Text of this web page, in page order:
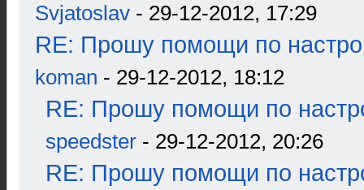
Svjatoslav - 29-12-2012, 17:29
RE: Прошу помощи по
koman - 29-12-2012, 18:12
RE: Прошу помощи по
speedster - 29-12-2012, 20:26
RE: Прошу помощи по